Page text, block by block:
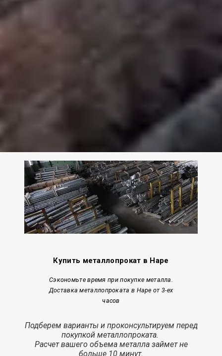
Купить металлопрокат в Наре
Сэкономьте время при покупке металла.
Доставка металлопроката в Наре от 3-ех
часов
Подберем варианты и проконсультируем перед
покупкой металлопроката.
Расчетвашего объема металла займет не
больше 10 минут.